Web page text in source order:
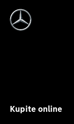
Kupite online